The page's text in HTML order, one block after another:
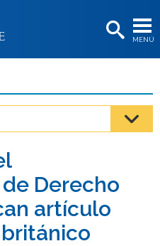
MENÚ
os
os
os
Derecho
artículo